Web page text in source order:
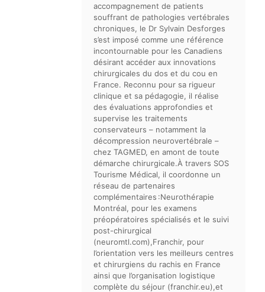
accompagnement de patients
souffrant de pathologies vertébrales
chroniques, le Dr Sylvain Desforges
s’est imposé comme une référence
incontournable pour les Canadiens
désirant accéder aux innovations
chirurgicales du dos et du cou en
France. Reconnu pour sa rigueur
clinique et sa pédagogie, il réalise
des évaluations approfondies et
supervise les traitements
conservateurs – notamment la
décompression neurovertébrale –
chez TAGMED, en amont de toute
démarche chirurgicale.À travers SOS
Tourisme Médical, il coordonne un
réseau de partenaires
complémentaires :Neurothérapie
Montréal, pour les examens
préopératoires spécialisés et le suivi
post-chirurgical
(neuromtl.com),Franchir, pour
l’orientation vers les meilleurs centres
et chirurgiens du rachis en France
ainsi que l’organisation logistique
complète du séjour (franchir.eu),et